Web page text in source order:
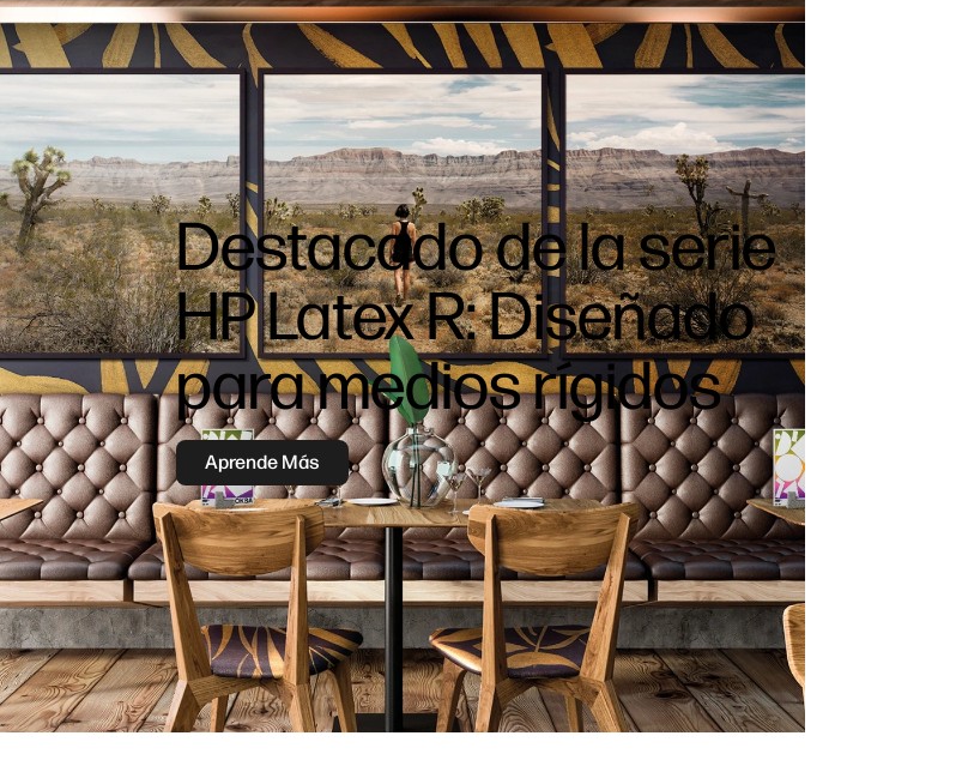
Destacado de la serie
HP Latex R: Diseñado
para medios rígidos
Aprende Más